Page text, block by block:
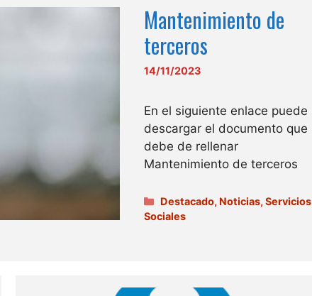
Mantenimiento de
terceros
14/11/2023
En el siguiente enlace puede
descargar el documento que
debe de rellenar
Mantenimiento de terceros
Categorías
Destacado, Noticias,Servicios
Sociales